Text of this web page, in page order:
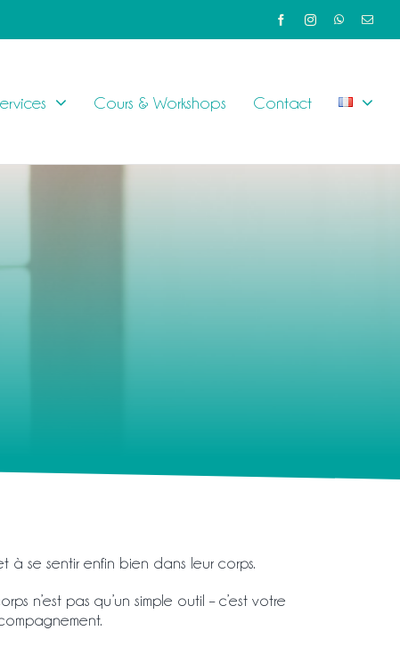
Cours & Workshops Contact
à se sentir enfin bien dans leur corps.
n’est pas qu’un simple outil – c’est votre